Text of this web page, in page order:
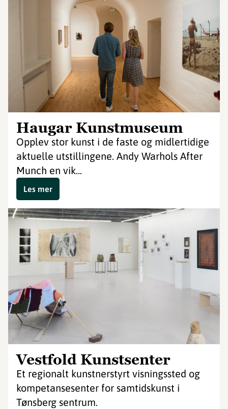
Haugar Kunstmuseum
Opplev stor kunst i de faste og midlertidige
aktuelle utstillingene. Andy Warhols After
Munch en vik...
Les mer
Vestfold Kunstsenter
Et regionalt kunstnerstyrt visningssted og
kompetansesenter for samtidskunst i
Tønsberg sentrum.